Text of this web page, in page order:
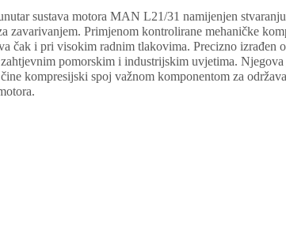
sustava motora MAN L21/31 namijenjen
zavarivanjem. Primjenom kontrolirane mehaničke
čak i pri visokim radnim tlakovima. Precizno izrađen
pomorskim i industrijskim uvjetima. Njegova
kompresijski spoj važnom komponentom za